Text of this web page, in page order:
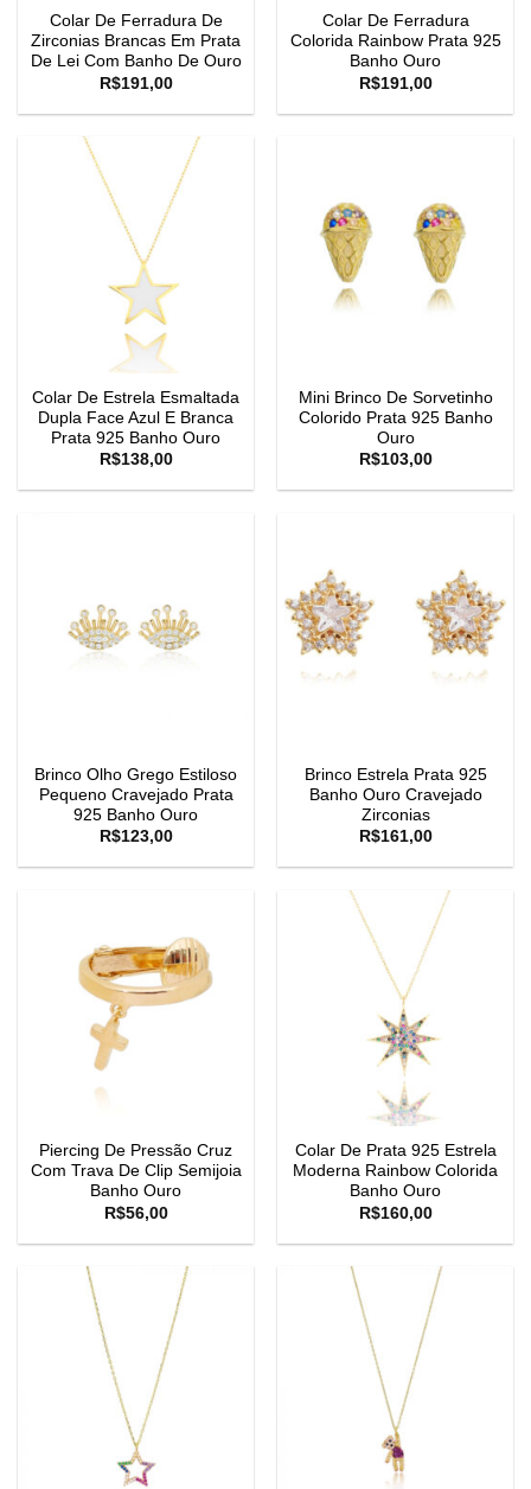
Colar De Ferradura De
Zirconias Brancas Em Prata
De Lei Com Banho De Ouro
R$191,00
Colar De Ferradura
Colorida Rainbow Prata 925
Banho Ouro
R$191,00
Colar De Estrela Esmaltada
Dupla Face Azul E Branca
Prata 925 Banho Ouro
R$138,00
Mini Brinco De Sorvetinho
Colorido Prata 925 Banho
Ouro
R$103,00
Brinco Olho Grego Estiloso
Pequeno Cravejado Prata
925 Banho Ouro
R$123,00
Brinco Estrela Prata 925
Banho Ouro Cravejado
Zirconias
R$161,00
Piercing De Pressão Cruz
Com Trava De Clip Semijoia
Banho Ouro
R$56,00
Colar De Prata 925 Estrela
Moderna Rainbow Colorida
Banho Ouro
R$160,00